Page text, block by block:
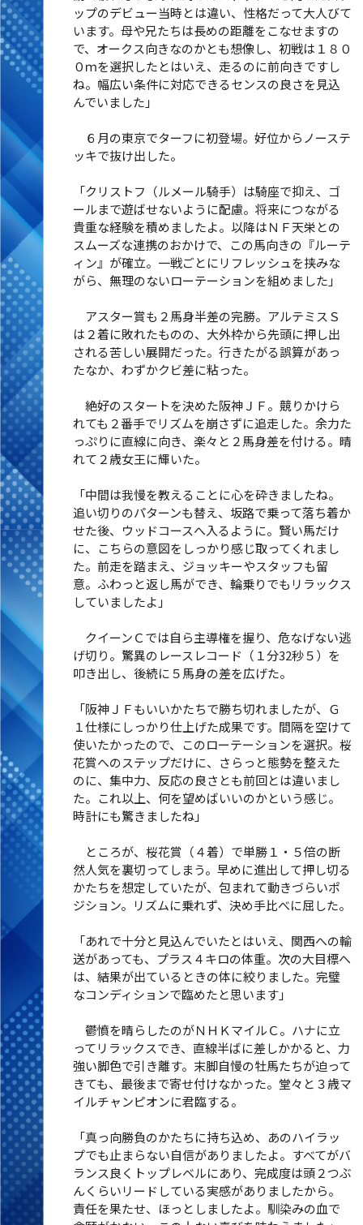
ップのデビュー当時とは違い、性格だって大人びて
います。母や兄たちは長めの距離をこなせますの
で、オークス向きなのかとも想像し、初戦は１８０
０ｍを選択したとはいえ、走るのに前向きですし
ね。幅広い条件に対応できるセンスの良さを見込
んでいました」
６月の東京でターフに初登場。好位からノーステ
ッキで抜け出した。
「クリストフ（ルメール騎手）は騎座で抑え、ゴ
ールまで遊ばせないように配慮。将来につながる
貴重な経験を積めましたよ。以降はＮＦ天栄との
スムーズな連携のおかけで、この馬向きの『ルーテ
ィン』が確立。一戦ごとにリフレッシュを挟みな
がら、無理のないローテーションを組めました」
アスター賞も２馬身半差の完勝。アルテミスＳ
は２着に敗れたものの、大外枠から先頭に押し出
される苦しい展開だった。行きたがる誤算があっ
たなか、わずかクビ差に粘った。
絶好のスタートを決めた阪神ＪＦ。競りかけら
れても２番手でリズムを崩さずに追走した。余力た
っぷりに直線に向き、楽々と２馬身差を付ける。晴
れて２歳女王に輝いた。
「中間は我慢を教えることに心を砕きましたね。
追い切りのパターンも替え、坂路で乗って落ち着か
せた後、ウッドコースへ入るように。賢い馬だけ
に、こちらの意図をしっかり感じ取ってくれまし
た。前走を踏まえ、ジョッキーやスタッフも留
意。ふわっと返し馬ができ、輪乗りでもリラックス
していましたよ」
クイーンＣでは自ら主導権を握り、危なげない逃
げ切り。驚異のレースレコード（１分32秒５）を
叩き出し、後続に５馬身の差を広げた。
「阪神ＪＦもいいかたちで勝ち切れましたが、Ｇ
１仕様にしっかり仕上げた成果です。間隔を空けて
使いたかったので、このローテーションを選択。桜
花賞へのステップだけに、さらっと態勢を整えた
のに、集中力、反応の良さとも前回とは違いまし
た。これ以上、何を望めばいいのかという感じ。
時計にも驚きましたね」
ところが、桜花賞（４着）で単勝１・５倍の断
然人気を裏切ってしまう。早めに進出して押し切る
かたちを想定していたが、包まれて動きづらいポ
ジション。リズムに乗れず、決め手比べに屈した。
「あれで十分と見込んでいたとはいえ、関西への輸
送があっても、プラス４キロの体重。次の大目標へ
は、結果が出ているときの体に絞りました。完璧
なコンディションで臨めたと思います」
鬱憤を晴らしたのがＮＨＫマイルＣ。ハナに立
ってリラックスでき、直線半ばに差しかかると、力
強い脚色で引き離す。末脚自慢の牡馬たちが迫って
きても、最後まで寄せ付けなかった。堂々と３歳マ
イルチャンピオンに君臨する。
「真っ向勝負のかたちに持ち込め、あのハイラッ
プでも止まらない自信がありましたよ。すべてがバ
ランス良くトップレベルにあり、完成度は頭２つぶ
んくらいリードしている実感がありましたから。
責任を果たせ、ほっとしましたよ。馴染みの血で